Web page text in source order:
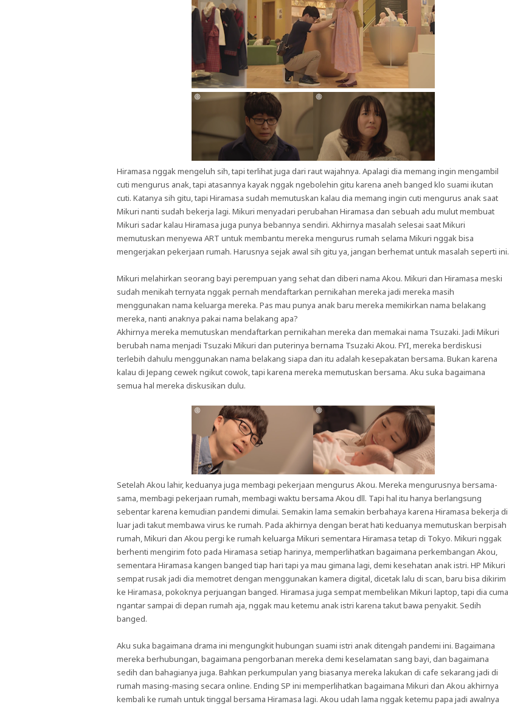
Hiramasa nggak mengeluh sih, tapi terlihat juga dari raut wajahnya. Apalagi dia memang ingin mengambil
cuti mengurus anak, tapi atasannya kayak nggak ngebolehin gitu karena aneh banged klo suami ikutan
cuti. Katanya sih gitu, tapi Hiramasa sudah memutuskan kalau dia memang ingin cuti mengurus anak saat
Mikuri nanti sudah bekerja lagi. Mikuri menyadari perubahan Hiramasa dan sebuah adu mulut membuat
Mikuri sadar kalau Hiramasa juga punya bebannya sendiri. Akhirnya masalah selesai saat Mikuri
memutuskan menyewa ART untuk membantu mereka mengurus rumah selama Mikuri nggak bisa
mengerjakan pekerjaan rumah. Harusnya sejak awal sih gitu ya, jangan berhemat untuk masalah seperti ini.
Mikuri melahirkan seorang bayi perempuan yang sehat dan diberi nama Akou. Mikuri dan Hiramasa meski
sudah menikah ternyata nggak pernah mendaftarkan pernikahan mereka jadi mereka masih
menggunakan nama keluarga mereka. Pas mau punya anak baru mereka memikirkan nama belakang
mereka, nanti anaknya pakai nama belakang apa?
Akhirnya mereka memutuskan mendaftarkan pernikahan mereka dan memakai nama Tsuzaki. Jadi Mikuri
berubah nama menjadi Tsuzaki Mikuri dan puterinya bernama Tsuzaki Akou. FYI, mereka berdiskusi
terlebih dahulu menggunakan nama belakang siapa dan itu adalah kesepakatan bersama. Bukan karena
kalau di Jepang cewek ngikut cowok, tapi karena mereka memutuskan bersama. Aku suka bagaimana
semua hal mereka diskusikan dulu.
Setelah Akou lahir, keduanya juga membagi pekerjaan mengurus Akou. Mereka mengurusnya bersama-
sama, membagi pekerjaan rumah, membagi waktu bersama Akou dll. Tapi hal itu hanya berlangsung
sebentar karena kemudian pandemi dimulai. Semakin lama semakin berbahaya karena Hiramasa bekerja di
luar jadi takut membawa virus ke rumah. Pada akhirnya dengan berat hati keduanya memutuskan berpisah
rumah, Mikuri dan Akou pergi ke rumah keluarga Mikuri sementara Hiramasa tetap di Tokyo. Mikuri nggak
berhenti mengirim foto pada Hiramasa setiap harinya, memperlihatkan bagaimana perkembangan Akou,
sementara Hiramasa kangen banged tiap hari tapi ya mau gimana lagi, demi kesehatan anak istri. HP Mikuri
sempat rusak jadi dia memotret dengan menggunakan kamera digital, dicetak lalu di scan, baru bisa dikirim
ke Hiramasa, pokoknya perjuangan banged. Hiramasa juga sempat membelikan Mikuri laptop, tapi dia cuma
ngantar sampai di depan rumah aja, nggak mau ketemu anak istri karena takut bawa penyakit. Sedih
banged.
Aku suka bagaimana drama ini mengungkit hubungan suami istri anak ditengah pandemi ini. Bagaimana
mereka berhubungan, bagaimana pengorbanan mereka demi keselamatan sang bayi, dan bagaimana
sedih dan bahagianya juga. Bahkan perkumpulan yang biasanya mereka lakukan di cafe sekarang jadi di
rumah masing-masing secara online. Ending SP ini memperlihatkan bagaimana Mikuri dan Akou akhirnya
kembali ke rumah untuk tinggal bersama Hiramasa lagi. Akou udah lama nggak ketemu papa jadi awalnya